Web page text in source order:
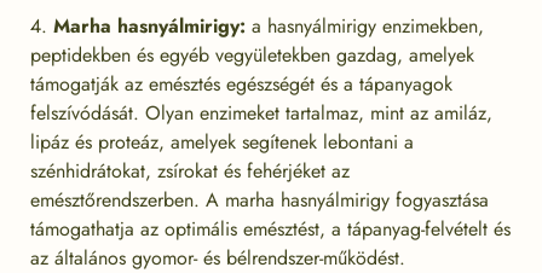
Marha hasnyálmirigy: a hasnyálmirigy enzimekben,
peptidekben és egyéb vegyületekben gazdag, amelyek
támogatják az emésztés egészségét és a tápanyagok
felszívódását. Olyan enzimeket tartalmaz, mint az amiláz,
lipáz és proteáz, amelyek segítenek lebontani a
szénhidrátokat, zsírokat és fehérjéket az
emésztőrendszerben. A marha hasnyálmirigy fogyasztása
támogathatja az optimális emésztést, a tápanyag-felvételt és
az általános gyomor- és bélrendszer-működést.